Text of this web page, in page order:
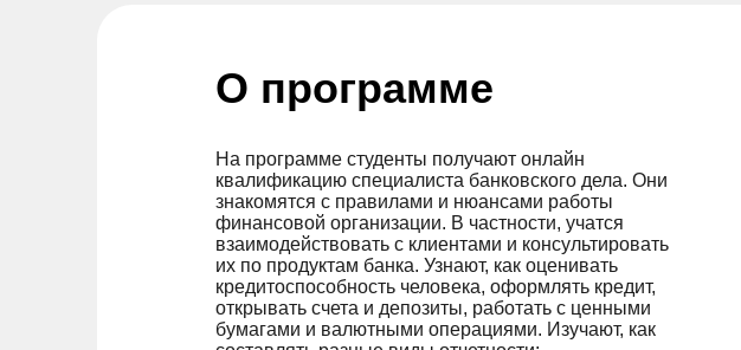
О программе
На программе студенты получают онлайн
квалификацию специалиста банковского дела. Они
знакомятся с правилами и нюансами работы
финансовой организации. В частности, учатся
взаимодействовать с клиентами и консультировать
их по продуктам банка. Узнают, как оценивать
кредитоспособность человека, оформлять кредит,
открывать счета и депозиты, работать с ценными
бумагами и валютными операциями. Изучают, как